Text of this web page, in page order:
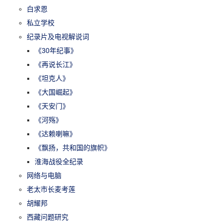
白求恩
私立学校
纪录片及电视解说词
《30年纪事》
《再说长江》
《坦克人》
《大国崛起》
《天安门》
《河殇》
《达赖喇嘛》
《飘扬，共和国的旗帜》
淮海战役全纪录
网络与电脑
老太市长麦考莲
胡耀邦
西藏问题研究